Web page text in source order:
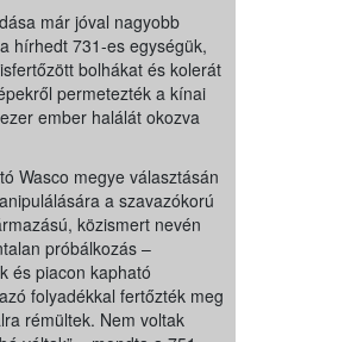
már jóval nagyobb
hírhedt 731-es egységük,
bolhákat és kolerát
permetezték a kínai
ember halálát okozva
Wasco megye választásán
a szavazókorú
közismert nevén
próbálkozás –
és piacon kapható
folyadékkal fertőzték meg
rémültek. Nem voltak